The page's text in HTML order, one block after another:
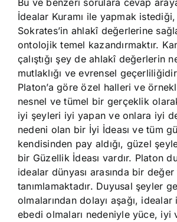
Bu ve benzeri sorulara cevap
İdealar Kuramı ile yapmak istediği,
Sokrates’in ahlakî değerlerine
ontolojik temel kazandırmaktır.
çalıştığı şey de ahlakî değerlerin
mutlaklığı ve evrensel
Platon’a göre özel halleri ve
nesnel ve tümel bir gerçeklik
iyi şeyleri iyi yapan ve onlara iyi
nedeni olan bir İyi İdeası ve tüm
kendisinden pay aldığı, güzel
bir Güzellik İdeası vardır. Platon
idealar dünyası arasında bir değer
tanımlamaktadır. Duyusal şeyler
olmalarından dolayı aşağı,
ebedi olmaları nedeniyle yüce, iyi